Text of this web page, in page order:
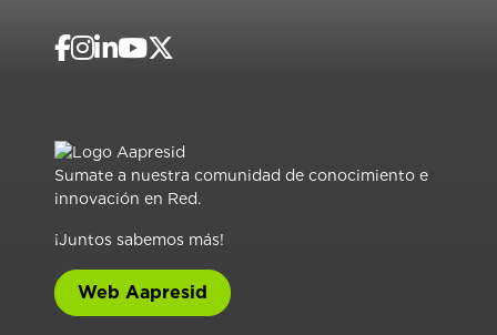
Sumate a nuestra comunidad de conocimiento e
innovación en Red.
¡Juntos sabemos más!
Web Aapresid